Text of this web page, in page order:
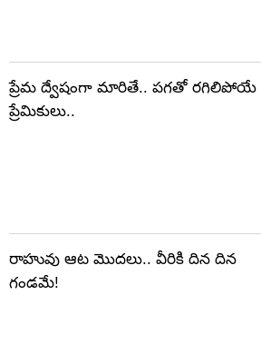
ప్రేమ ద్వేషంగా మారితే.. పగతో రగిలిపోయే
ప్రేమికులు..
రాహువు ఆట మొదలు.. వీరికి దిన దిన
గండమే!